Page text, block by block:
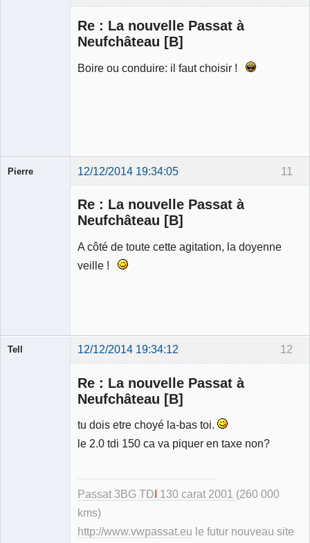
Re : La nouvelle Passat à
Neufchâteau [B]
Boire ou conduire: il faut choisir !
11
Pierre 12/12/2014 19:34:05
Re : La nouvelle Passat à
Neufchâteau [B]
A côté de toute cette agitation, la doyenne
veille !
12
Tell 12/12/2014 19:34:12
Re : La nouvelle Passat à
Neufchâteau [B]
tu dois etre choyé la-bas toi.
le 2.0 tdi 150 ca va piquer en taxe non?
Passat 3BG TD 130 carat 2001 (260 000
kms)
http://www.vwpassat.eu le futur nouveau site